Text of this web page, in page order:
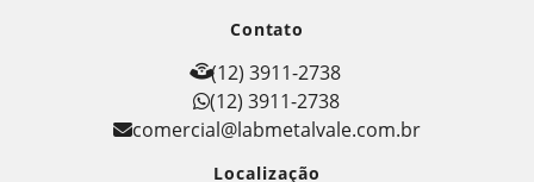
Contato
(12) 3911-2738
(12) 3911-2738
comercial@labmetalvale.com.br
Localização